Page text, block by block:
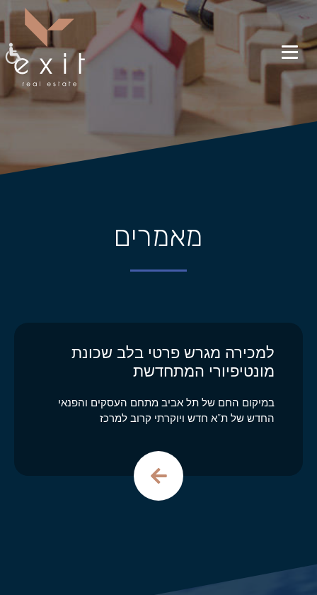
מאמרים
למכירה מגרש פרטי בלב שכונת
מונטיפיורי המתחדשת
במיקום החם של תל אביב מתחם העסקים והפנאי
החדש של ת”א חדש ויוקרתי קרוב למרכז